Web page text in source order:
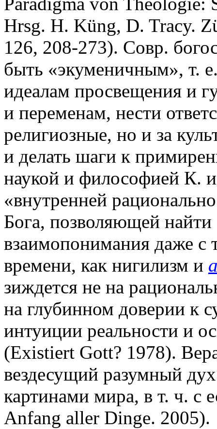
Hrsg. H. Küng, D. Tracy.
126, 208-273). Совр.
быть «экуменичным», т.
идеалам просвещения и
и переменам, нести
религиозные, но и за
и делать шаги к
наукой и философией К.
«внутренней
Бога, позволяющей
взаимопонимания даже с
времени, как нигилизм и
зиждется не на
на глубинном доверии к
интуиции реальности и
(Existiert Gott? 1978).
вездесущий разумный
картинами мира, в т. ч. с
Anfang aller Dinge. 2005).